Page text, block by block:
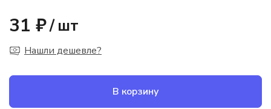
31 ₽/ шт
Нашли дешевле?
В корзину